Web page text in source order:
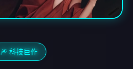
🎆 科技巨作